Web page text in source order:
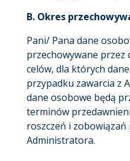
B. Okres
Pani/ Pana dane
przechowywane przez
celów, dla których
przypadku zawarcia z
dane osobowe będą
terminów
roszczeń i
Administratora.